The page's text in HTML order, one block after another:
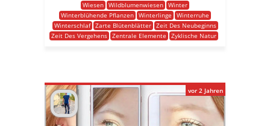
Wiesen Wildblumenwiesen Winter
Winterblühende Pflanzen Winterlinge
Winterruhe
Winterschlaf
Zarte Blütenblätter
Zeit Des Neubeginns
Zeit Des Vergehens
Zentrale Elemente Zyklische Natur
vor 2 Jahren